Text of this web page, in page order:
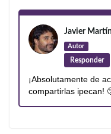
Javier
Autor
Responder
¡Absolutamente de
compartirlas ipecan!